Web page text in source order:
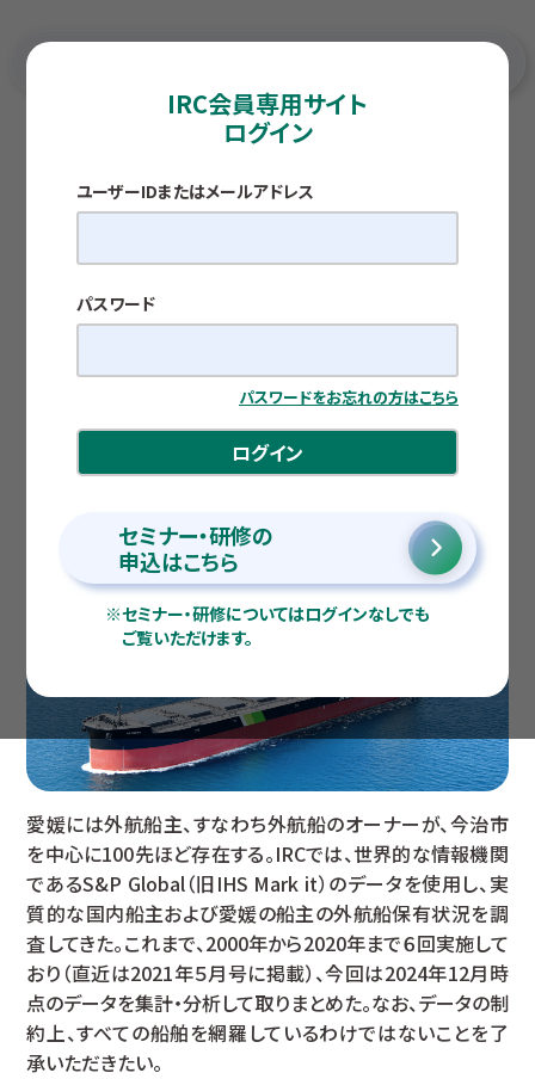
IRC会員専用サイト
ログイン
ユーザーIDまたはメールアドレス
パスワード
パスワードをお忘れの方はこちら
ログイン
セミナー・研修の
申込はこちら
※セミナー・研修についてはログインなしでも
ご覧いただけます。
「愛媛船主」の外航船舶保有隻数は増加するも国内建造
比率は低下傾向 ～2024年12月現在の愛媛の船主の外
TOPICS
国内建造比率は低下傾向
～2024年12月現在の愛媛の船主の外航船保
有状況～
公開日：2025.09.22
愛媛には外航船主、すなわち外航船のオーナーが、今治市
を中心に100先ほど存在する。IRCでは、世界的な情報機関
であるS&P Global（旧IHS Mark it）のデータを使用し、実
質的な国内船主および愛媛の船主の外航船保有状況を調
査してきた。これまで、2000年から2020年まで６回実施して
おり（直近は2021年５月号に掲載）、今回は2024年12月時
点のデータを集計・分析して取りまとめた。なお、データの制
約上、すべての船舶を網羅しているわけではないことを了
承いただきたい。